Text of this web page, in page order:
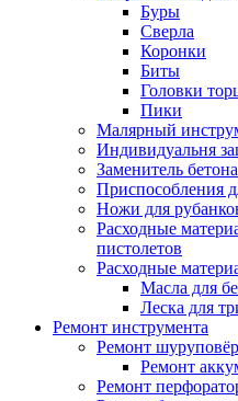
Буры
Сверла
Коронки
Биты
Головки
Пики
Малярный
Индивидуальня
Заменитель бетона
Приспособления
Ножи для
Расходные
пистолетов
Расходные
Масла для
Леска для
Ремонт инструмента
Ремонт
Ремонт
Ремонт